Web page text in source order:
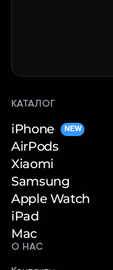
КАТАЛОГ
iPhone NEW
AirPods
Xiaomi
Samsung
Apple Watch
iPad
Mac
О НАС